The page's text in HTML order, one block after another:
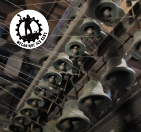
Aller
au
contenu